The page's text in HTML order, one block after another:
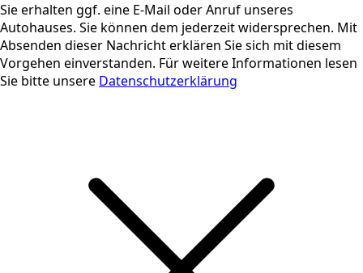
Sie erhalten ggf. eine E-Mail oder Anruf unseres
Autohauses. Sie können dem jederzeit widersprechen. Mit
Absenden dieser Nachricht erklären Sie sich mit diesem
Vorgehen einverstanden. Für weitere Informationen lesen
Sie bitte unsere Datenschutzerklärung